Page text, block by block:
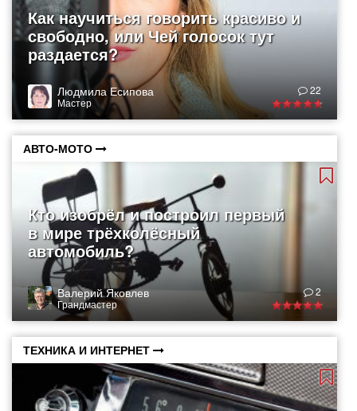
Как научиться говорить красиво и
свободно, или Чей голосок тут
раздается?
Людмила Есипова
Мастер
22
АВТО-МОТО
Кто изобрёл и построил первый
в мире трёхколёсный
автомобиль?
Валерий Яковлев
Грандмастер
2
ТЕХНИКА И ИНТЕРНЕТ